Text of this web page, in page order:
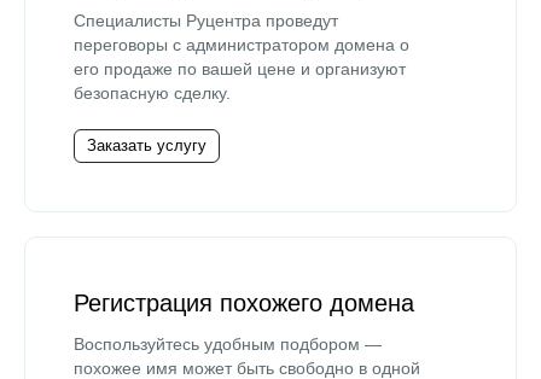
Специалисты Руцентра проведут
переговоры с администратором домена о
его продаже по вашей цене и организуют
безопасную сделку.
Заказать услугу
Регистрация похожего домена
Воспользуйтесь удобным подбором —
похожее имя может быть свободно в одной